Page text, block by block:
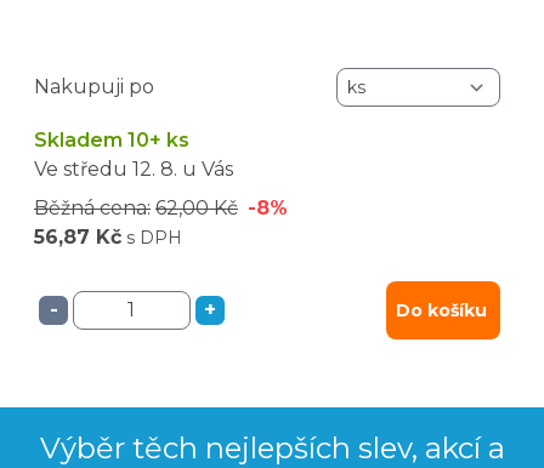
Nakupuji po
Skladem 10+ ks
Ve středu 12. 8. u Vás
Běžná cena: 62,00 Kč -8%
56,87 Kč s DPH
- + Do košíku
Výběr těch nejlepších slev, akcí a